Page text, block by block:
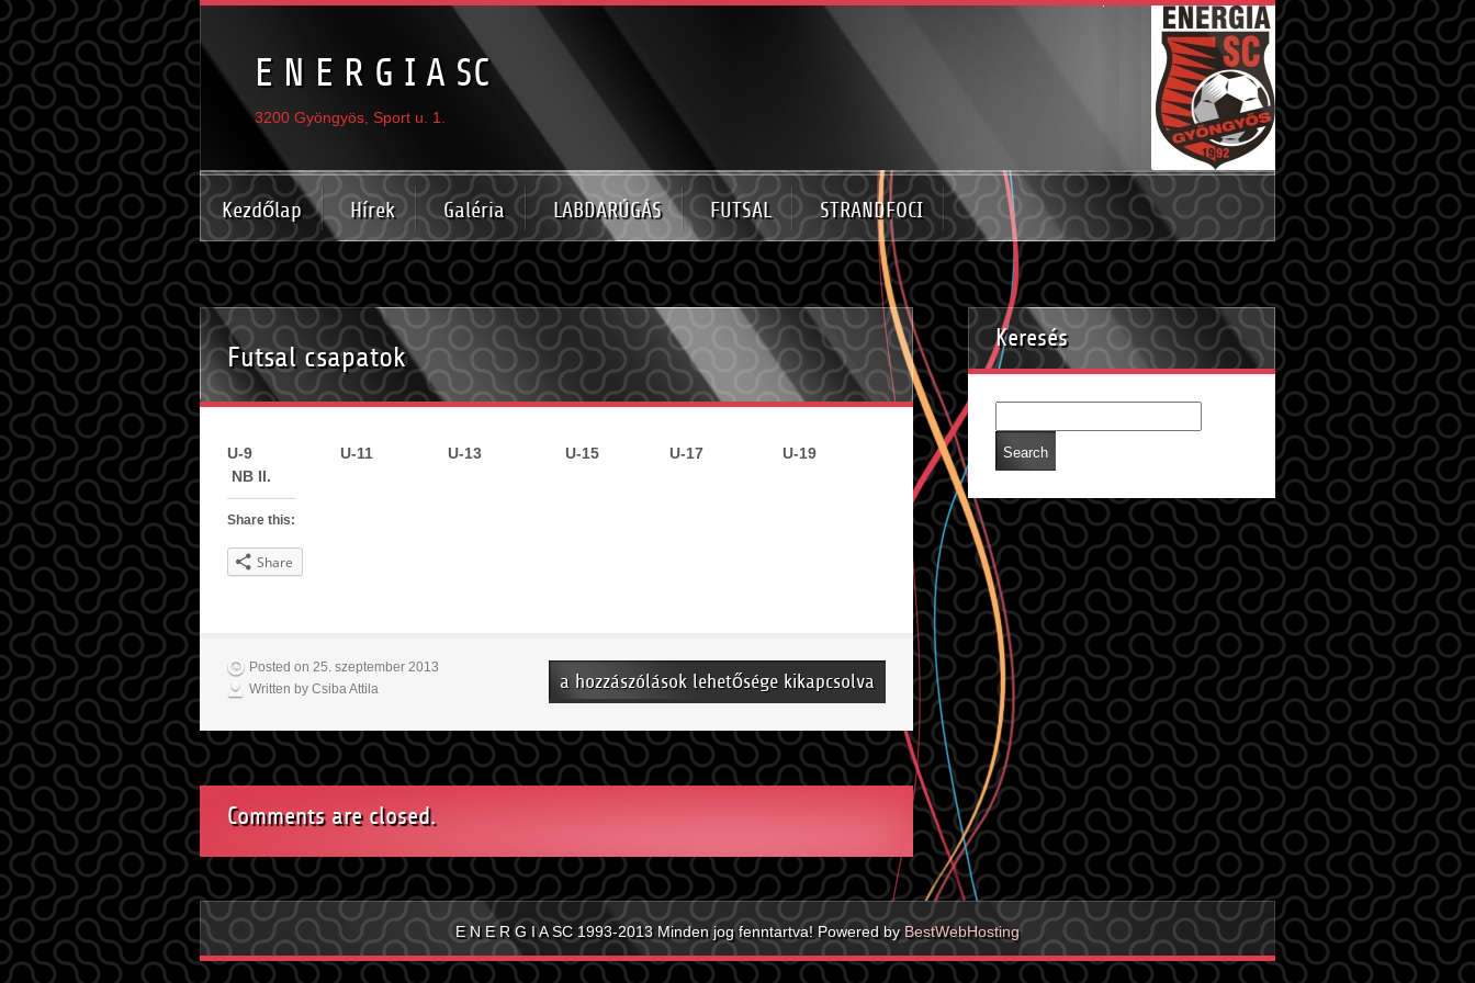
E N E R G I A SC
3200 Gyöngyös, Sport u. 1.
Kezdőlap Hírek Galéria LABDARÚGÁS FUTSAL STRANDFOCI
Futsal csapatok
U-9 U-11 U-13 U-15 U-17 U-19
NB II.
Share this:
Share
Posted on 25. szeptember 2013
Written by Csiba Attila
Futsal
csapatok
bejegyzéshez
a hozzászólások lehetősége kikapcsolva
Comments are closed.
Keresés
E N E R G I A SC 1993-2013 Minden jog fenntartva! Powered by BestWebHosting